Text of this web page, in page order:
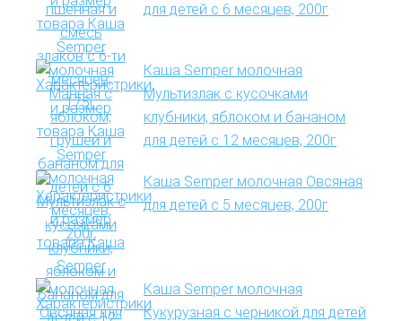
для детей с 6 месяцев, 200г
Каша Semper молочная
Мультизлак с кусочками
клубники, яблоком и бананом
для детей с 12 месяцев, 200г
Каша Semper молочная Овсяная
для детей с 5 месяцев, 200г
Каша Semper молочная
Кукурузная с черникой для детей